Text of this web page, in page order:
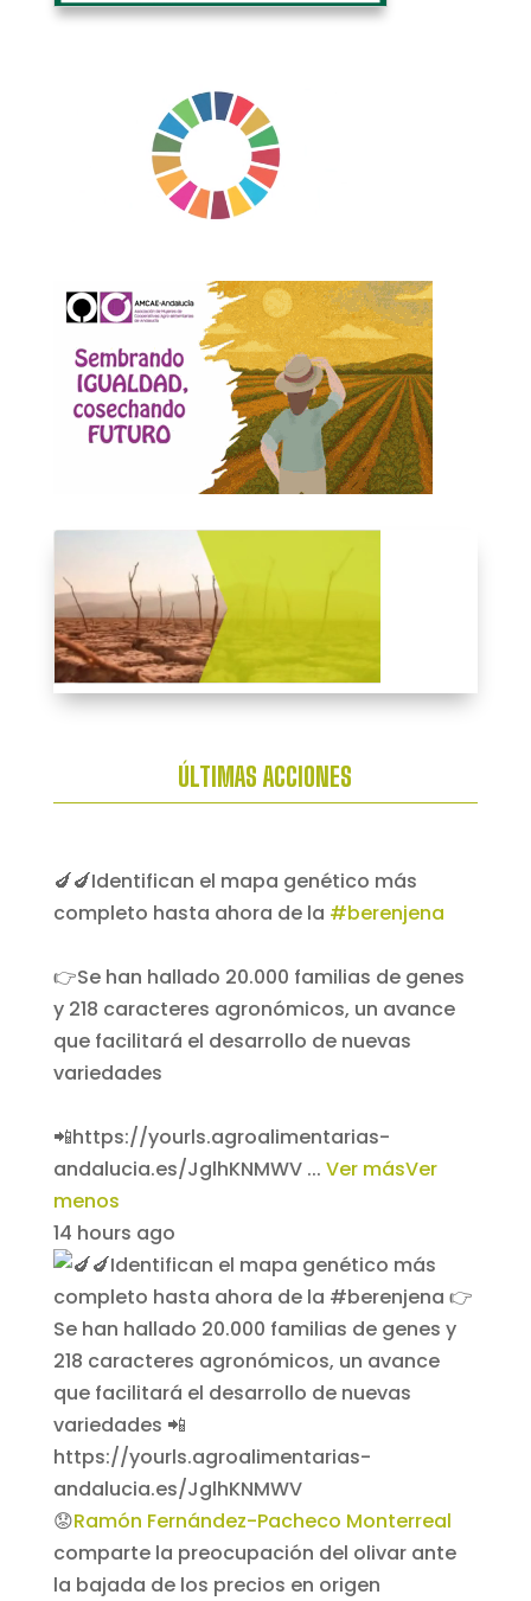
ÚLTIMAS ACCIONES
🍆🍆Identifican el mapa genético más
completo hasta ahora de la #berenjena
👉Se han hallado 20.000 familias de genes
y 218 caracteres agronómicos, un avance
que facilitará el desarrollo de nuevas
variedades
📲https://yourls.agroalimentarias-
andalucia.es/JglhKNMWV ... Ver másVer
menos
14 hours ago
😟Ramón Fernández-Pacheco Monterreal
comparte la preocupación del olivar ante
la bajada de los precios en origen